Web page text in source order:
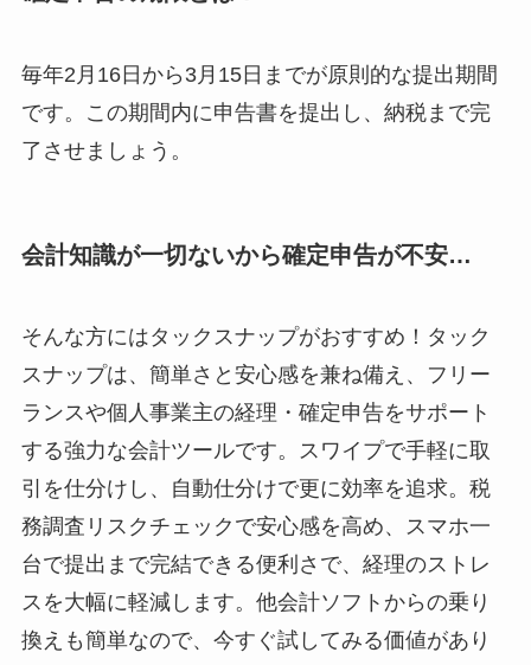
毎年2月16日から3月15日までが原則的な提出期間
です。この期間内に申告書を提出し、納税まで完
了させましょう。
会計知識が一切ないから確定申告が不安…
そんな方にはタックスナップがおすすめ！タック
スナップは、簡単さと安心感を兼ね備え、フリー
ランスや個人事業主の経理・確定申告をサポート
する強力な会計ツールです。スワイプで手軽に取
引を仕分けし、自動仕分けで更に効率を追求。税
務調査リスクチェックで安心感を高め、スマホ一
台で提出まで完結できる便利さで、経理のストレ
スを大幅に軽減します。他会計ソフトからの乗り
換えも簡単なので、今すぐ試してみる価値があり